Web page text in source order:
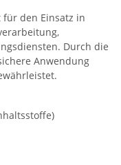
für den Einsatz in
Durch die
Anwendung